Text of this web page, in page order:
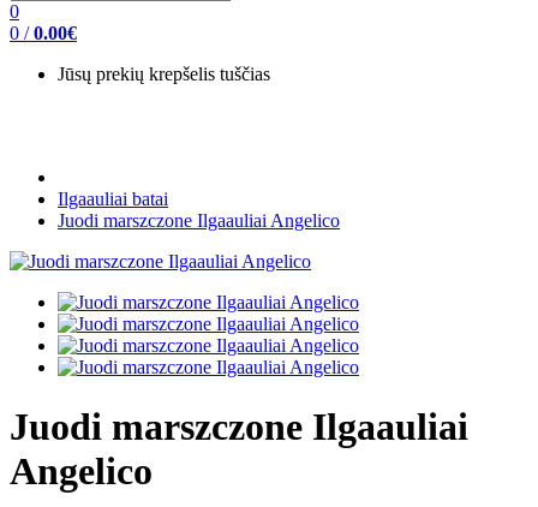
0
0 / 0.00€
Jūsų prekių krepšelis tuščias
Ilgaauliai batai
Juodi marszczone Ilgaauliai Angelico
Juodi marszczone Ilgaauliai
Angelico